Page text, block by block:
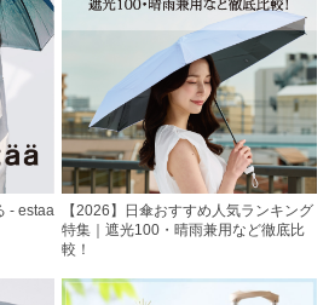
- estaa
【2026】日傘おすすめ人気ランキング
特集｜遮光100・晴雨兼用など徹底比
較！